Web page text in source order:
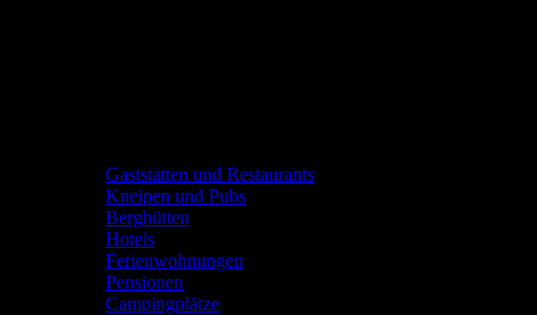
Gaststätten und Restaurants
Kneipen und Pubs
Berghütten
Hotels
Ferienwohnungen
Pensionen
Campingplätze